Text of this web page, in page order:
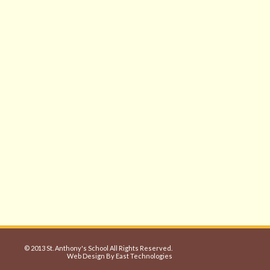
© 2013 St. Anthony's School All Rights Reserved.
Web Design By East Technologies